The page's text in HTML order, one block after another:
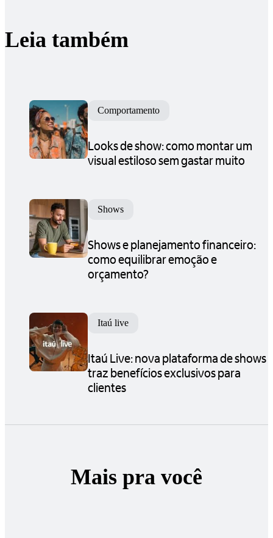
Leia também
Comportamento
Looks de show: como montar um
visual estiloso sem gastar muito
Shows
Shows e planejamento financeiro:
como equilibrar emoção e
orçamento?
Itaú live
Itaú Live: nova plataforma de shows
traz benefícios exclusivos para
clientes
Mais pra você